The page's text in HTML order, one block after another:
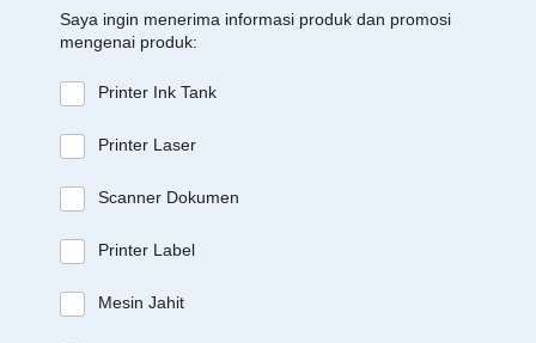
Saya ingin menerima informasi produk dan promosi
mengenai produk:
Printer Ink Tank
Printer Laser
Scanner Dokumen
Printer Label
Mesin Jahit